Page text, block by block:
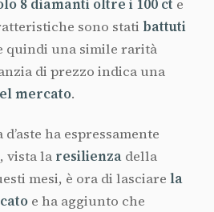
8 diamanti oltre i 100 ct e
sono stati battuti
quindi una simile rarità
di prezzo indica una
mercato.
d’aste ha espressamente
vista la resilienza della
mesi, è ora di lasciare la
e ha aggiunto che